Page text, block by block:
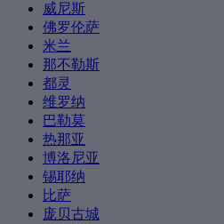
威尼斯
佛罗伦萨
米兰
那不勒斯
都灵
维罗纳
巴勒莫
热那亚
博洛尼亚
锡耶纳
比萨
庞贝古城